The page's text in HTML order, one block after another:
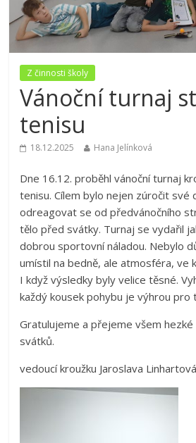
Z činnosti školy
Vánoční turnaj
tenisu
18.12.2025 Hana Jelínková
Dne 16.12. proběhl vánoční turnaj
tenisu. Cílem bylo nejen zúročit své
odreagovat se od předvánočního
tělo před svátky. Turnaj se vydařil
dobrou sportovní náladou. Nebylo
umístil na bedně, ale atmosféra, ve
I když výsledky byly velice těsné.
každý kousek pohybu je výhrou pro
Gratulujeme a přejeme všem hezké
svátků.
vedoucí kroužku Jaroslava Linhartová